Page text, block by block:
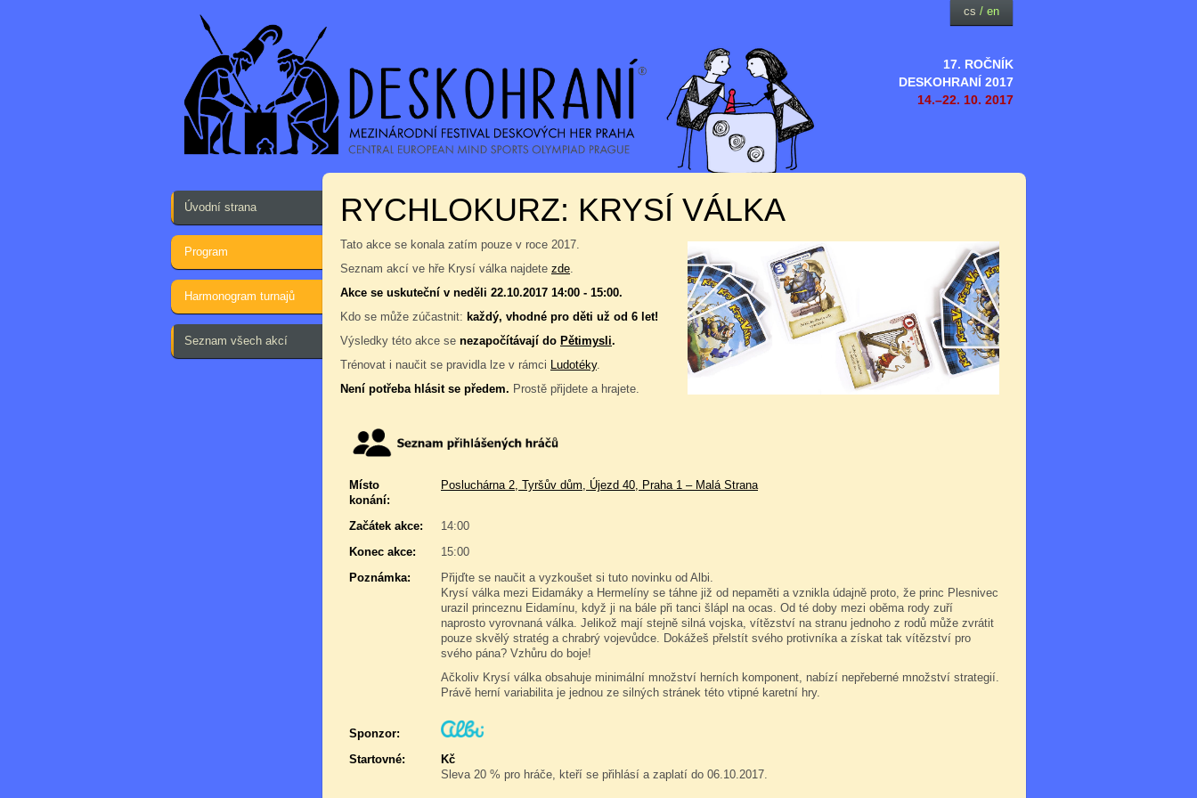
17. ROČNÍK
DESKOHRANÍ 2017
14.–22. 10. 2017
cs / en
Úvodní strana
Program
Harmonogram turnajů
Seznam všech akcí
RYCHLOKURZ: KRYSÍ VÁLKA
Tato akce se konala zatím pouze v roce 2017.
Seznam akcí ve hře Krysí válka najdete zde.
Akce se uskuteční v neděli 22.10.2017 14:00 - 15:00.
Kdo se může zúčastnit: každý, vhodné pro děti už od 6 let!
Výsledky této akce se nezapočítávají do Pětimysli.
Trénovat i naučit se pravidla lze v rámci Ludotéky.
Není potřeba hlásit se předem. Prostě přijdete a hrajete.
Místo
konání:
Posluchárna 2, Tyršův dům, Újezd 40, Praha 1 – Malá Strana
Začátek akce:
14:00
Konec akce:
15:00
Poznámka:
Přijďte se naučit a vyzkoušet si tuto novinku od Albi.
Krysí válka mezi Eidamáky a Hermelíny se táhne již od nepaměti a vznikla údajně proto, že princ Plesnivec
urazil princeznu Eidamínu, když ji na bále při tanci šlápl na ocas. Od té doby mezi oběma rody zuří
naprosto vyrovnaná válka. Jelikož mají stejně silná vojska, vítězství na stranu jednoho z rodů může zvrátit
pouze skvělý stratég a chrabrý vojevůdce. Dokážeš přelstít svého protivníka a získat tak vítězství pro
svého pána? Vzhůru do boje!
Ačkoliv Krysí válka obsahuje minimální množství herních komponent, nabízí nepřeberné množství strategií.
Právě herní variabilita je jednou ze silných stránek této vtipné karetní hry.
Sponzor:
Startovné:
Kč
Sleva 20 % pro hráče, kteří se přihlásí a zaplatí do 06.10.2017.